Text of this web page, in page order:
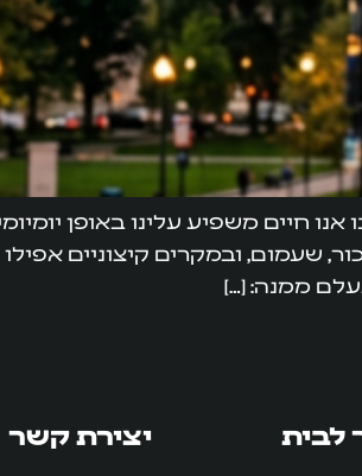
חיים משפיע עלינו באופן
שעמום, ובמקרים קיצוניים
ממנה: […]
לבית יצירת קשר